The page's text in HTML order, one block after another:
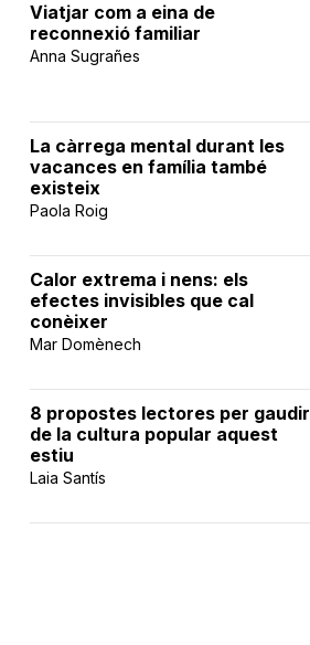
Viatjar com a eina de
reconnexió familiar
Anna Sugrañes
La càrrega mental durant les
vacances en família també
existeix
Paola Roig
Calor extrema i nens: els
efectes invisibles que cal
conèixer
Mar Domènech
8 propostes lectores per gaudir
de la cultura popular aquest
estiu
Laia Santís